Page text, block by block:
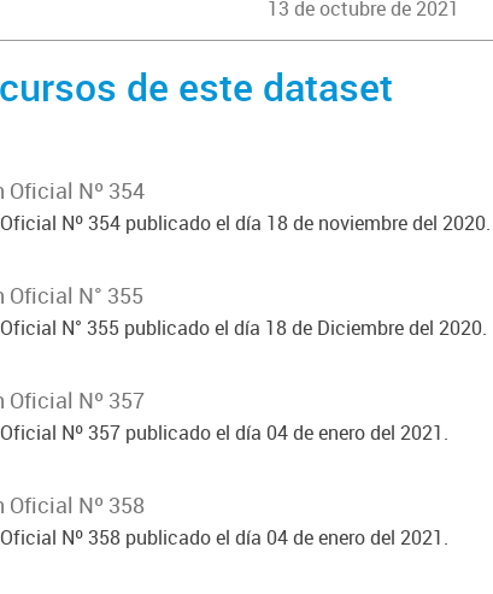
13 de octubre de 2021
de este dataset
Oficial Nº 354
Nº 354 publicado el día 18 de noviembre del 2020.
Oficial N° 355
N° 355 publicado el día 18 de Diciembre del 2020.
Oficial Nº 357
Nº 357 publicado el día 04 de enero del 2021.
Oficial Nº 358
Nº 358 publicado el día 04 de enero del 2021.